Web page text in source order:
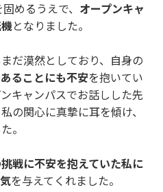
めるうえで、 オープンキャ
となりました。
だ漠然としており、自身の
ることにも不安を抱いてい
キャンパスでお話しした先
の関心に真摯に耳を傾け、
。
戦に不安を抱えていた私に
を与えてくれました。